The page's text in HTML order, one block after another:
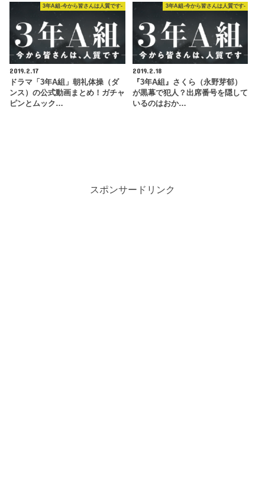
3年A組-今から皆さんは人質です-
2019.2.17
ドラマ「3年A組」朝礼体操（ダ
ンス）の公式動画まとめ！ガチャ
ピンとムック…
3年A組-今から皆さんは人質です-
2019.2.18
『3年A組』さくら（永野芽郁）
が黒幕で犯人？出席番号を隠して
いるのはおか…
スポンサードリンク